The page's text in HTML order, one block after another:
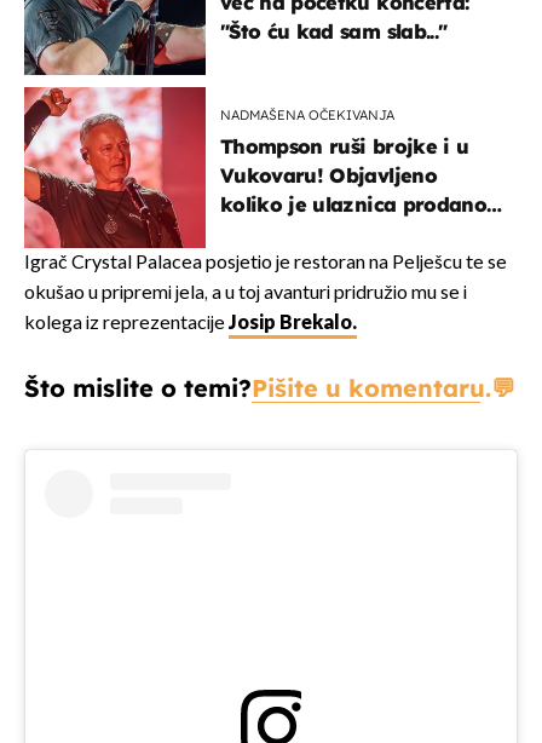
"Što ću kad sam slab..."
NADMAŠENA OČEKIVANJA
Thompson ruši brojke i u
Vukovaru! Objavljeno
koliko je ulaznica prodano
Igrač Crystal Palacea posjetio je restoran na Pelješcu te se
okušao u pripremi jela, a u toj avanturi pridružio mu se i
kolega iz reprezentacijeJosip Brekalo.
Što mislite o temi?Pišite u komentaru.